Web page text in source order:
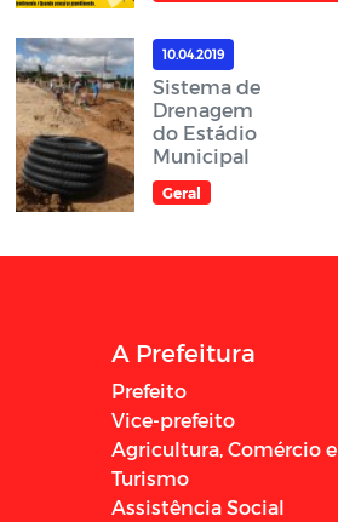
10.04.2019
Sistema de
Drenagem
do Estádio
Municipal
Geral
A Prefeitura
Prefeito
Vice-prefeito
Agricultura, Comércio e
Turismo
Assistência Social